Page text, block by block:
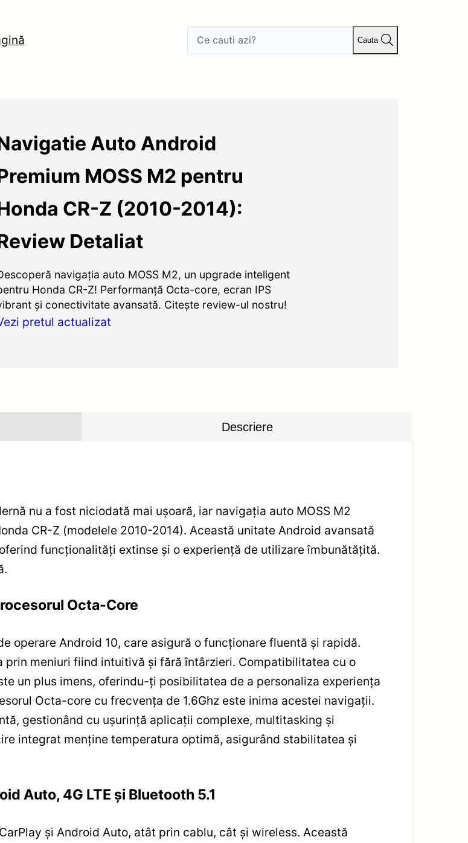
Cauta
Auto Android
MOSS M2 pentru
CR-Z (2010-2014):
Detaliat
navigația auto MOSS M2, un upgrade inteligent
Honda CR-Z! Performanță Octa-core, ecran IPS
și conectivitate avansată. Citește review-ul nostru!
pretul actualizat
Descriere
nu a fost niciodată mai ușoară, iar navigația auto MOSS M2
CR-Z (modelele 2010-2014). Această unitate Android avansată
funcționalități extinse și o experiență de utilizare îmbunătățită.
Octa-Core
operare Android 10, care asigură o funcționare fluentă și rapidă.
prin meniuri fiind intuitivă și fără întârzieri. Compatibilitatea cu o
un plus imens, oferindu-ți posibilitatea de a personaliza experiența
Octa-core cu frecvența de 1.6Ghz este inima acestei navigații.
gestionând cu ușurință aplicații complexe, multitasking și
integrat menține temperatura optimă, asigurând stabilitatea și
Auto, 4G LTE și Bluetooth 5.1
și Android Auto, atât prin cablu, cât și wireless. Această